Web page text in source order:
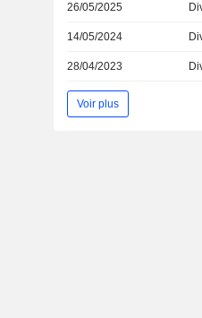
26/05/2025
14/05/2024
28/04/2023
Voir plus